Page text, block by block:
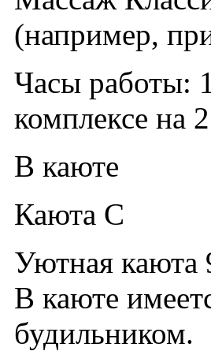
(например,
Часы работы:
комплексе на
В каюте
Каюта C
Уютная каюта
В каюте
будильником.